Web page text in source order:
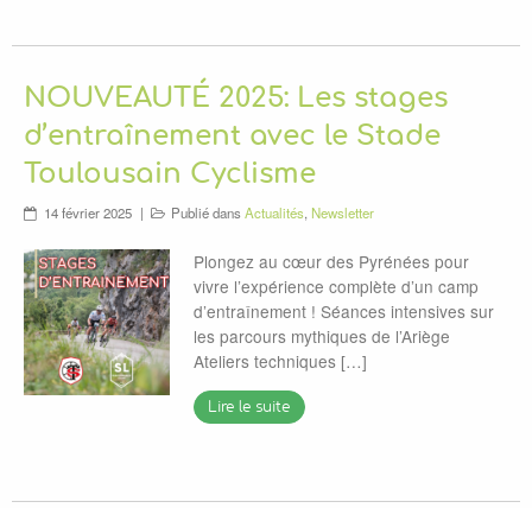
NOUVEAUTÉ 2025: Les stages
d’entraînement avec le Stade
Toulousain Cyclisme
14 février 2025 Publié dansActualités, Newsletter
Plongez au cœur des Pyrénées pour
vivre l’expérience complète d’un camp
d’entraînement ! Séances intensives sur
les parcours mythiques de l’Ariège
Ateliers techniques […]
Lire le suite